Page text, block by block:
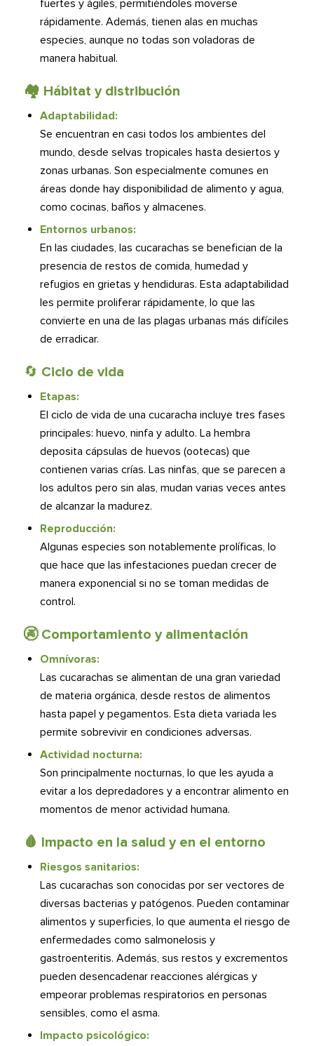
fuertes y ágiles, permitiéndoles moverse
rápidamente. Además, tienen alas en muchas
especies, aunque no todas son voladoras de
manera habitual.
🏘️​ Hábitat y distribución
Adaptabilidad:
Se encuentran en casi todos los ambientes del
mundo, desde selvas tropicales hasta desiertos y
zonas urbanas. Son especialmente comunes en
áreas donde hay disponibilidad de alimento y agua,
como cocinas, baños y almacenes.
Entornos urbanos:
En las ciudades, las cucarachas se benefician de la
presencia de restos de comida, humedad y
refugios en grietas y hendiduras. Esta adaptabilidad
les permite proliferar rápidamente, lo que las
convierte en una de las plagas urbanas más difíciles
de erradicar.
🔄​ Ciclo de vida
Etapas:
El ciclo de vida de una cucaracha incluye tres fases
principales: huevo, ninfa y adulto. La hembra
deposita cápsulas de huevos (ootecas) que
contienen varias crías. Las ninfas, que se parecen a
los adultos pero sin alas, mudan varias veces antes
de alcanzar la madurez.
Reproducción:
Algunas especies son notablemente prolíficas, lo
que hace que las infestaciones puedan crecer de
manera exponencial si no se toman medidas de
control.
🚱​​ Comportamiento y alimentación
Omnívoras:
Las cucarachas se alimentan de una gran variedad
de materia orgánica, desde restos de alimentos
hasta papel y pegamentos. Esta dieta variada les
permite sobrevivir en condiciones adversas.
Actividad nocturna:
Son principalmente nocturnas, lo que les ayuda a
evitar a los depredadores y a encontrar alimento en
momentos de menor actividad humana.
🩸 Impacto en la salud y en el entorno
Riesgos sanitarios:
Las cucarachas son conocidas por ser vectores de
diversas bacterias y patógenos. Pueden contaminar
alimentos y superficies, lo que aumenta el riesgo de
enfermedades como salmonelosis y
gastroenteritis. Además, sus restos y excrementos
pueden desencadenar reacciones alérgicas y
empeorar problemas respiratorios en personas
sensibles, como el asma.
Impacto psicológico: